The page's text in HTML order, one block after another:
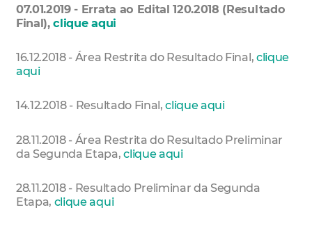
07.01.2019 - Errata ao Edital 120.2018 (Resultado
Final),clique aqui
16.12.2018 - Área Restrita do Resultado Final, clique
aqui
14.12.2018 - Resultado Final,clique aqui
28.11.2018 - Área Restrita do Resultado Preliminar
da Segunda Etapa,clique aqui
28.11.2018 - Resultado Preliminar da Segunda
Etapa, clique aqui